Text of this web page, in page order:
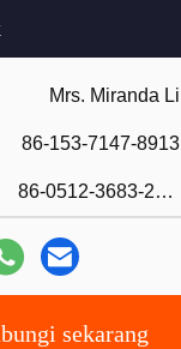
Mrs. Miranda Li
86-153-7147-8913
86-0512-3683-2631
sekarang